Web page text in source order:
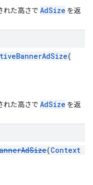
れた高さで AdSize を返
(
れた高さで AdSize を返
(Context